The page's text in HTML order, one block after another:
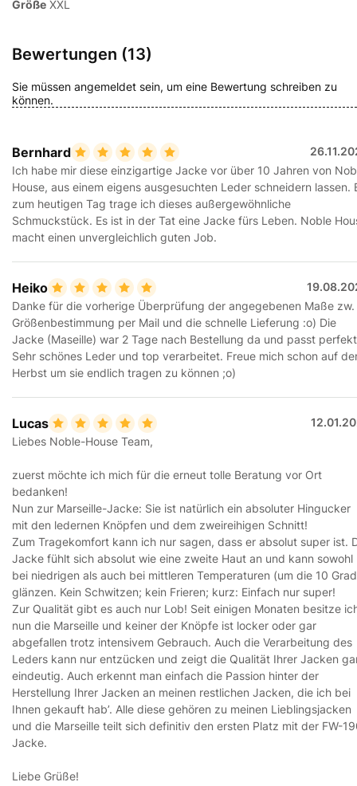
Größe XXL
Bewertungen (13)
Sie müssen angemeldet sein, um eine Bewertung schreiben zu
können.
Bernhard
Ich habe mir diese einzigartige Jacke vor über 10 Jahren von
House, aus einem eigens ausgesuchten Leder schneidern lassen.
zum heutigen Tag trage ich dieses außergewöhnliche
Schmuckstück. Es ist in der Tat eine Jacke fürs Leben. Noble
macht einen unvergleichlich guten Job.
Heiko
Danke für die vorherige Überprüfung der angegebenen Maße zw.
Größenbestimmung per Mail und die schnelle Lieferung :o) Die
Jacke (Maseille) war 2 Tage nach Bestellung da und passt
Sehr schönes Leder und top verarbeitet. Freue mich schon auf
Herbst um sie endlich tragen zu können ;o)
Lucas
Liebes Noble-House Team,
zuerst möchte ich mich für die erneut tolle Beratung vor Ort
bedanken!
Nun zur Marseille-Jacke: Sie ist natürlich ein absoluter Hingucker
mit den ledernen Knöpfen und dem zweireihigen Schnitt!
Zum Tragekomfort kann ich nur sagen, dass er absolut super ist.
Jacke fühlt sich absolut wie eine zweite Haut an und kann sowohl
bei niedrigen als auch bei mittleren Temperaturen (um die 10
glänzen. Kein Schwitzen; kein Frieren; kurz: Einfach nur super!
Zur Qualität gibt es auch nur Lob! Seit einigen Monaten besitze
nun die Marseille und keiner der Knöpfe ist locker oder gar
abgefallen trotz intensivem Gebrauch. Auch die Verarbeitung des
Leders kann nur entzücken und zeigt die Qualität Ihrer Jacken
eindeutig. Auch erkennt man einfach die Passion hinter der
Herstellung Ihrer Jacken an meinen restlichen Jacken, die ich bei
Ihnen gekauft hab’. Alle diese gehören zu meinen Lieblingsjacken
und die Marseille teilt sich definitiv den ersten Platz mit der FW-
Jacke.
Liebe Grüße!